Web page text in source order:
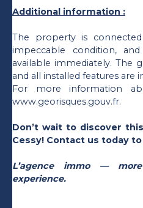
Additional information :
The property is
impeccable condition,
available immediately. The
and all installed features are
For more information
www.georisques.gouv.fr.
Don’t wait to discover
Cessy! Contact us today
L’agence immo —
experience.